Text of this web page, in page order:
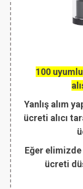
100
Yanlış alım
ücreti alıcı
Eğer
ücreti